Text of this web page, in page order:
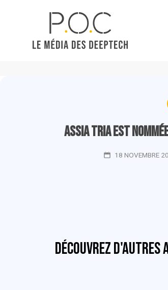
Assia Tria est
18 NOVEMBRE
Découvrez